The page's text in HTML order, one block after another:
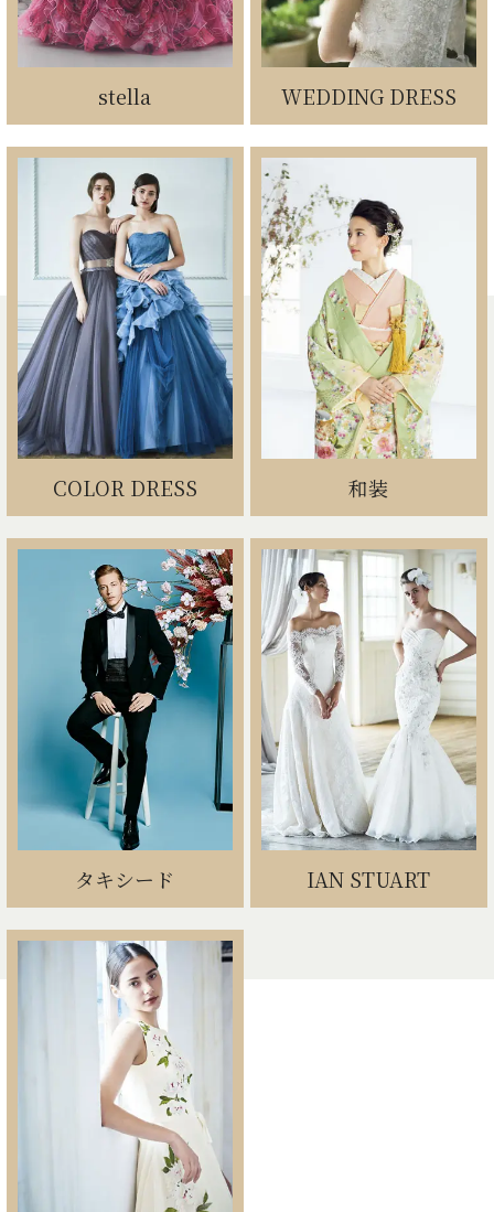
stella WEDDING DRESS
COLOR DRESS 和装
タキシード IAN STUART